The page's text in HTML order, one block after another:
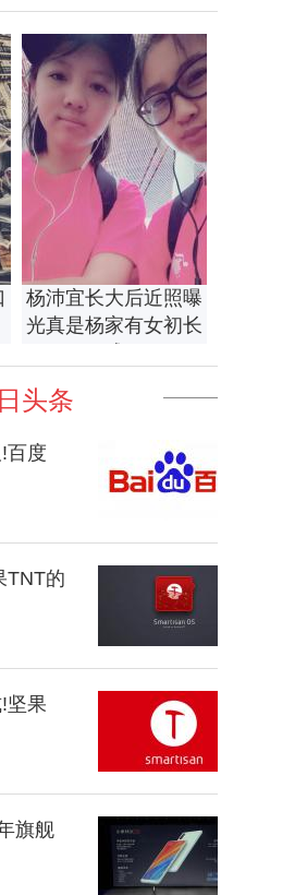
杨沛宜长大后近照曝
光真是杨家有女初长
头条
百度
TNT的
坚果
旗舰